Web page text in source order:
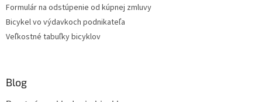
Formulár na odstúpenie od kúpnej zmluvy
Bicykel vo výdavkoch podnikateľa
Veľkostné tabuľky bicyklov
Blog